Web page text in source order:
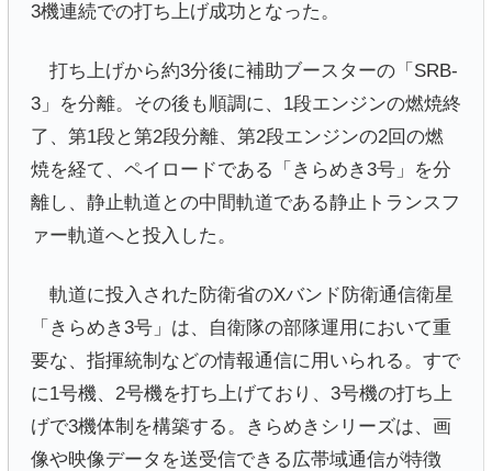
3機連続での打ち上げ成功となった。
打ち上げから約3分後に補助ブースターの「SRB-
3」を分離。その後も順調に、1段エンジンの燃焼終
了、第1段と第2段分離、第2段エンジンの2回の燃
焼を経て、ペイロードである「きらめき3号」を分
離し、静止軌道との中間軌道である静止トランスフ
ァー軌道へと投入した。
軌道に投入された防衛省のXバンド防衛通信衛星
「きらめき3号」は、自衛隊の部隊運用において重
要な、指揮統制などの情報通信に用いられる。すで
に1号機、2号機を打ち上げており、3号機の打ち上
げで3機体制を構築する。きらめきシリーズは、画
像や映像データを送受信できる広帯域通信が特徴